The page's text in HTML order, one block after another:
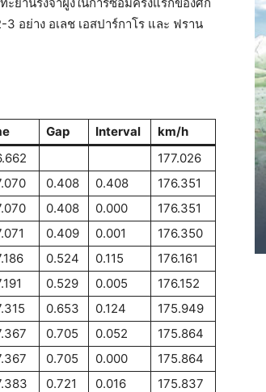
อย่าง อเลช เอสปาร์กาโร และ ฟราน
Gap Interval
km/h
177.026
0.408 0.408
176.351
0.408 0.000
176.351
0.409 0.001
176.350
0.524 0.115
176.161
0.529 0.005
176.152
0.653 0.124
175.949
0.705 0.052
175.864
0.705 0.000
175.864
0.721 0.016
175.837